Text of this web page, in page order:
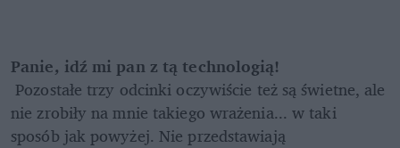
Panie, idź mi pan z tą technologią!
Pozostałe trzy odcinki oczywiście też są świetne, ale
nie zrobiły na mnie takiego wrażenia... w taki
sposób jak powyżej. Nie przedstawiają